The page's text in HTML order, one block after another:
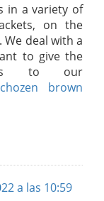
in a variety of
on the
deal with a
to give the
to our
brown
a las 10:59